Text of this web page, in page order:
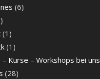
(6)
(1)
(1)
Kurse – Workshops bei uns
(28)